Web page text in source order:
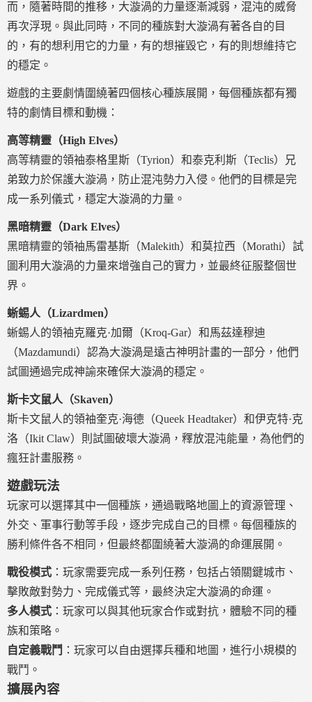
而，隨著時間的推移，大漩渦的力量逐漸減弱，混沌的威脅
再次浮現。與此同時，不同的種族對大漩渦有著各自的目
的，有的想利用它的力量，有的想摧毀它，有的則想維持它
的穩定。
遊戲的主要劇情圍繞著四個核心種族展開，每個種族都有獨
特的劇情目標和動機：
高等精靈（High Elves）
高等精靈的領袖泰格里斯（Tyrion）和泰克利斯（Teclis）兄
弟致力於保護大漩渦，防止混沌勢力入侵。他們的目標是完
成一系列儀式，穩定大漩渦的力量。
黑暗精靈（Dark Elves）
黑暗精靈的領袖馬雷基斯（Malekith）和莫拉西（Morathi）試
圖利用大漩渦的力量來增強自己的實力，並最終征服整個世
界。
蜥蜴人（Lizardmen）
蜥蜴人的領袖克羅克·加爾（Kroq-Gar）和馬茲達穆迪
（Mazdamundi）認為大漩渦是遠古神明計畫的一部分，他們
試圖通過完成神諭來確保大漩渦的穩定。
斯卡文鼠人（Skaven）
斯卡文鼠人的領袖奎克·海德（Queek Headtaker）和伊克特·克
洛（Ikit Claw）則試圖破壞大漩渦，釋放混沌能量，為他們的
瘋狂計畫服務。
遊戲玩法
玩家可以選擇其中一個種族，通過戰略地圖上的資源管理、
外交、軍事行動等手段，逐步完成自己的目標。每個種族的
勝利條件各不相同，但最終都圍繞著大漩渦的命運展開。
戰役模式 ：玩家需要完成一系列任務，包括占領關鍵城市、
擊敗敵對勢力、完成儀式等，最終決定大漩渦的命運。
多人模式 ：玩家可以與其他玩家合作或對抗，體驗不同的種
族和策略。
自定義戰鬥 ：玩家可以自由選擇兵種和地圖，進行小規模的
戰鬥。
擴展內容